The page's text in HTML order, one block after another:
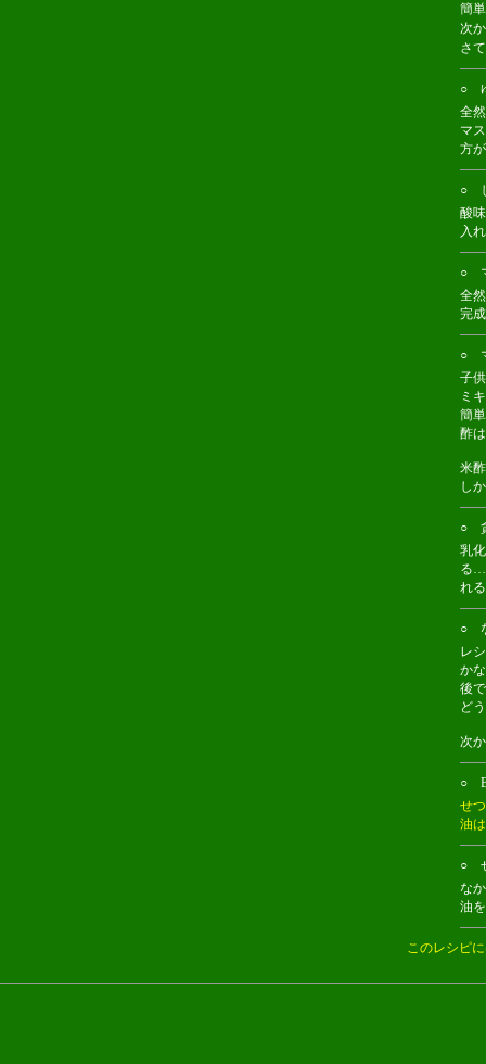
簡
次
さ
○
全
マ
方
○
酸
入
○
全
完
○
子
ミ
簡
酢
米
し
○
乳
る…
れ
○
レ
か
後
ど
次
○
せ
油
○
な
油
このレシピ